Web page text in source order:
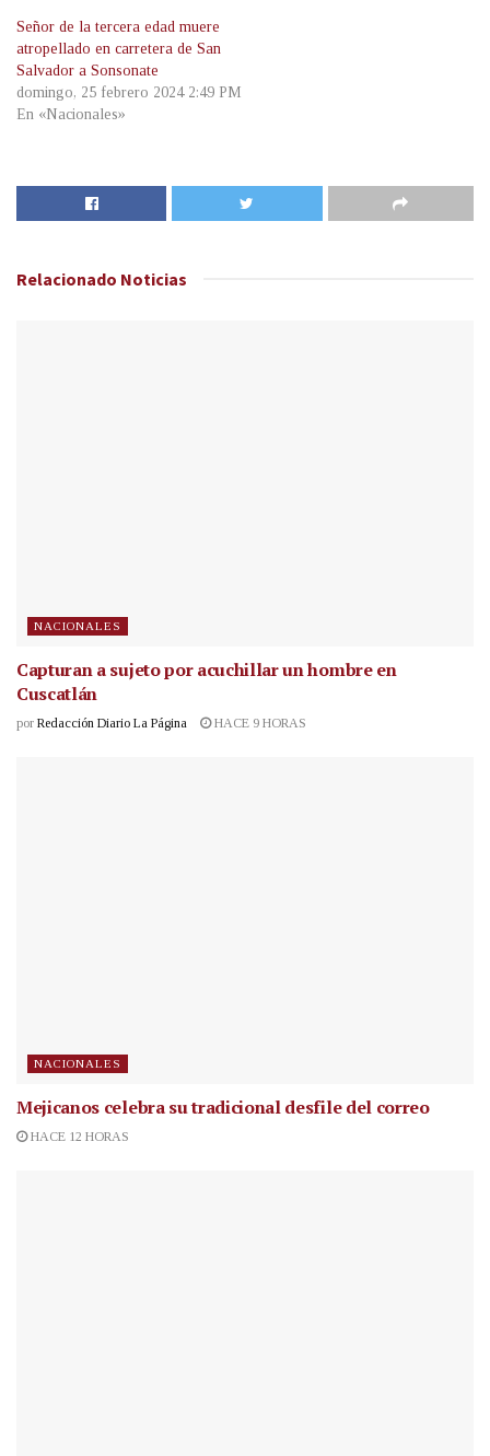
Señor de la tercera edad muere
atropellado en carretera de San
Salvador a Sonsonate
domingo, 25 febrero 2024 2:49 PM
En «Nacionales»
Relacionado Noticias
NACIONALES
Capturan a sujeto por acuchillar un hombre en
Cuscatlán
por Redacción Diario La Página HACE 9 HORAS
NACIONALES
Mejicanos celebra su tradicional desfile del correo
HACE 12 HORAS